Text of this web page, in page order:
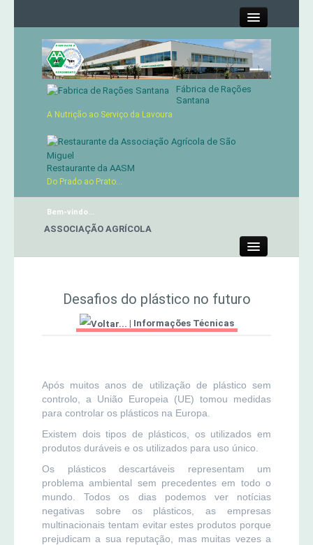
Contactos
Serviços
Publicações AASM
Fábrica de Rações
Santana
A Nutrição ao Serviço da Lavoura
Restaurante da AASM
Do Prado ao Prato...
Bem-vindo...
DA ASSOCIAÇÃO AGRÍCOLA
MERCADO AGRÍCOLA DE SANTANA
Desafios do plástico no futuro
| Informações Técnicas
Após muitos anos de utilização de plástico sem
controlo, a União Europeia (UE) tomou medidas
para controlar os plásticos na Europa.
Existem dois tipos de plásticos, os utilizados em
produtos duráveis e os utilizados para uso único.
Os plásticos descartáveis representam um
problema ambiental sem precedentes em todo o
mundo. Todos os dias podemos ver notícias
negativas sobre os plásticos, as empresas
multinacionais tentam evitar estes produtos porque
prejudicam a sua reputação, mas muitas vezes a